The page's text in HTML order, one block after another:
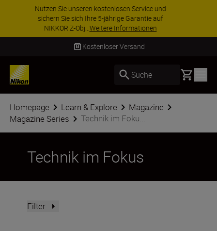
ZUBEHÖR IM ANGEBOT | Sparen Sie 15 % auf
ausgewähltes Zubehör und vervollständigen Sie
Ihre Ausrüstu...Jetzt einkaufen
Lieferung innerhalb von 2–4 Werktagen
Suche Basket
Homepage Learn & Explore
Magazine
Magazine Series
Technik im Foku...
Technik im Fokus
Filter